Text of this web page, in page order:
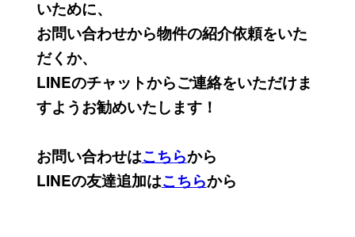
いために、
お問い合わせから物件の紹介依頼をいた
だくか、
LINEのチャットからご連絡をいただけま
すようお勧めいたします！
お問い合わせはこちらから
LINEの友達追加はこちらから